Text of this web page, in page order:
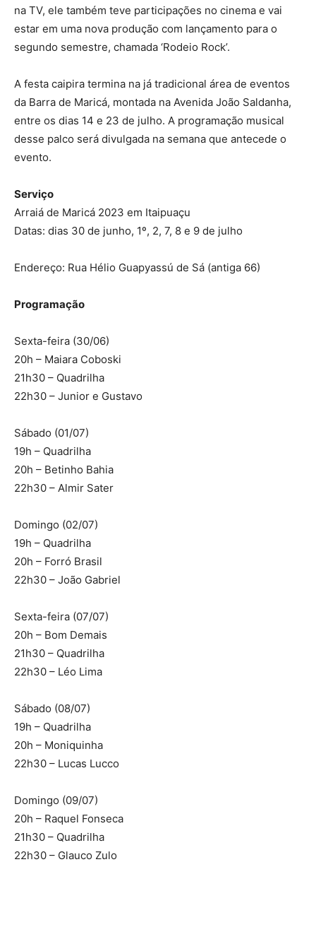
na TV, ele também teve participações no cinema e vai
estar em uma nova produção com lançamento para o
segundo semestre, chamada ‘Rodeio Rock’.
A festa caipira termina na já tradicional área de eventos
da Barra de Maricá, montada na Avenida João Saldanha,
entre os dias 14 e 23 de julho. A programação musical
desse palco será divulgada na semana que antecede o
evento.
Serviço
Arraiá de Maricá 2023 em Itaipuaçu
Datas: dias 30 de junho, 1º, 2, 7, 8 e 9 de julho
Endereço: Rua Hélio Guapyassú de Sá (antiga 66)
Programação
Sexta-feira (30/06)
20h – Maiara Coboski
21h30 – Quadrilha
22h30 – Junior e Gustavo
Sábado (01/07)
19h – Quadrilha
20h – Betinho Bahia
22h30 – Almir Sater
Domingo (02/07)
19h – Quadrilha
20h – Forró Brasil
22h30 – João Gabriel
Sexta-feira (07/07)
20h – Bom Demais
21h30 – Quadrilha
22h30 – Léo Lima
Sábado (08/07)
19h – Quadrilha
20h – Moniquinha
22h30 – Lucas Lucco
Domingo (09/07)
20h – Raquel Fonseca
21h30 – Quadrilha
22h30 – Glauco Zulo